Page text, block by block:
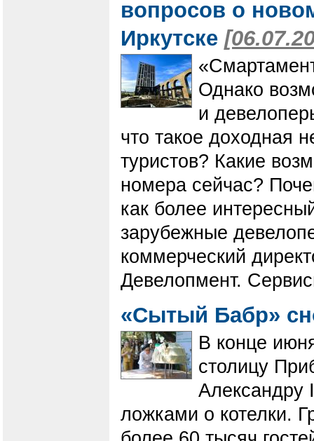
вопросов о
Иркутске
Однако
и
что такое доходная
туристов? Какие
номера сейчас?
как более
зарубежные
коммерческий
Девелопмент.
«Сытый Бабр»
В конце
столицу
Александру
ложками о котелки.